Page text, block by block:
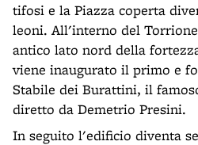
tifosi e la Piazza coperta
leoni. All'interno del
antico lato nord della
viene inaugurato il primo e
Stabile dei Burattini, il
diretto da Demetrio Presini.
In seguito l'edificio diventa